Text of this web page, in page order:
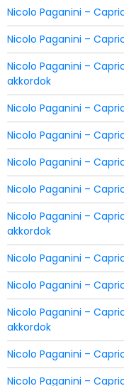
Nicolo Paganini –
Nicolo Paganini –
Nicolo Paganini –
akkordok
Nicolo Paganini –
Nicolo Paganini –
Nicolo Paganini –
Nicolo Paganini –
Nicolo Paganini –
akkordok
Nicolo Paganini –
Nicolo Paganini –
Nicolo Paganini –
akkordok
Nicolo Paganini –
Nicolo Paganini –